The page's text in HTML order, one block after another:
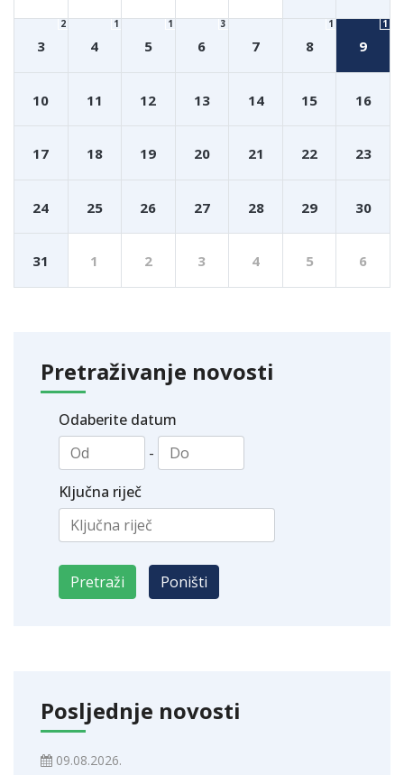
3
2
4
1
5
1
6
3
7 8
1
9
1
10 11 12 13 14 15 16
17 18 19 20 21 22 23
24 25 26 27 28 29 30
31 1 2 3 4 5 6
Pretraživanje novosti
Odaberite datum
-
Ključna riječ
Posljednje novosti
09.08.2026.